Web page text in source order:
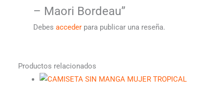
– Maori Bordeau”
Debesacceder para publicar una reseña.
Productos relacionados